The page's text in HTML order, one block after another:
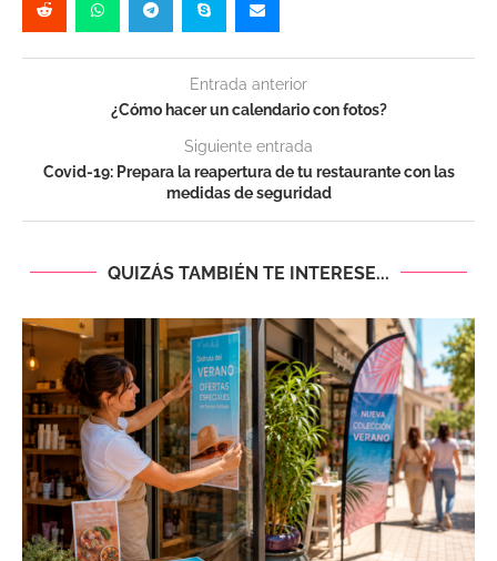
Entrada anterior
¿Cómo hacer un calendario con fotos?
Siguiente entrada
Covid-19: Prepara la reapertura de tu restaurante con las
medidas de seguridad
QUIZÁS TAMBIÉN TE INTERESE...